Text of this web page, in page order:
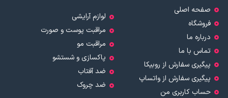
صفحه اصلی
فروشگاه
درباره ما
تماس با ما
پیگیری سفارش از روبیکا
پیگیری سفارش از واتساپ
حساب کاربری من
لوازم آرایشی
مراقبت پوست و صورت
مراقبت مو
پاکسازی و شستشو
ضد آفتاب
ضد چروک